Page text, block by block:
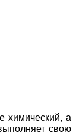
химический, а
свою